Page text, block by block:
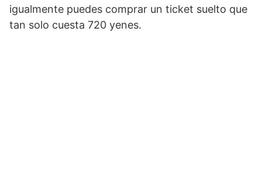
igualmente puedes comprar un ticket suelto que
tan solo cuesta 720 yenes.